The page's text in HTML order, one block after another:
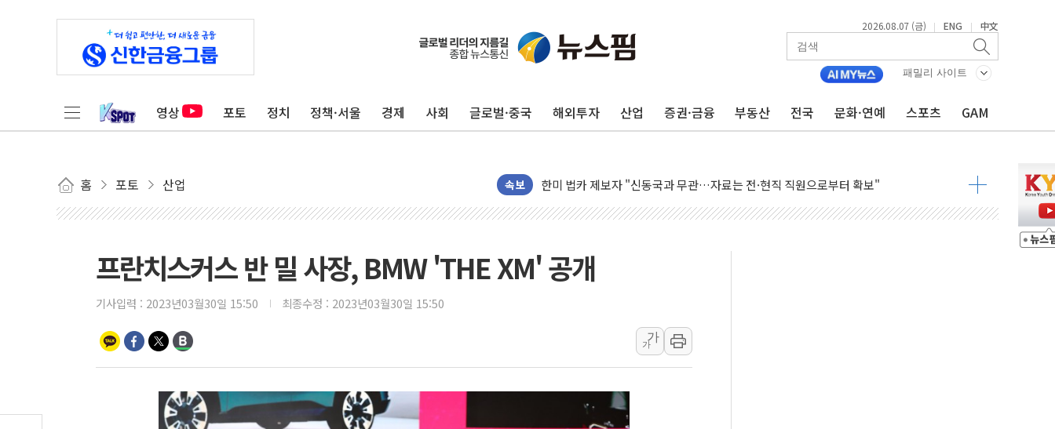
2026.08.07 (금) | ENG | 中文
패밀리 사이트
영상 포토 정치 정책·서울 경제 사회 글로벌·중국 해외투자 산업 증권·금융 부동산 전국 문화·연예 스포츠 GAM
홈 포토 산업 속보
전남광주 구례 산불 32분 만에 주불 진화...인명피해 없어
캠코, 5918억원 규모 압류재산 1506건 공매
가오픈한 홈플러스
돌아온 홈플러스
한미 법카 제보자 "신동국과 무관…자료는 전·현직 직원으로부터 확보"
라인게임즈, '콰이어트' 테스트 참가자 3만 명 돌파
네이버, AI 브리핑 도입 후 블로그 창작자 지원 규모 2배 확대
SKT, '8월 월간 럭키 페스타' 실시...휴대폰 결제 최대 6000원 할인
KTis, 02-114로 카카오 T 택시 호출 서비스
해군1함대 '창설 80주년' 기념식...지역축제 '불금전파, 송정'과 상생
원주시, 첨단의료복합단지 지정 준비 본격화…'AI 데이터 기반 메디테크 혁신허브' 구상
삼척시, 무건리 이끼폭포 생태탐방로 출입 통제
임동원 전 장관과 대화 나누는 정동영 통일부 장관
프란치스커스 반 밀 사장, BMW 'THE XM' 공개
기사입력 : 2023년03월30일 15:50 최종수정 : 2023년03월30일 15:50
가
가